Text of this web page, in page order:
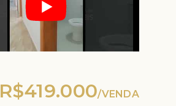
R$419.000/VENDA